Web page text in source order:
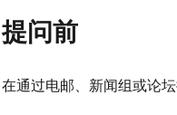
提问前
在通过电邮、新闻组或论